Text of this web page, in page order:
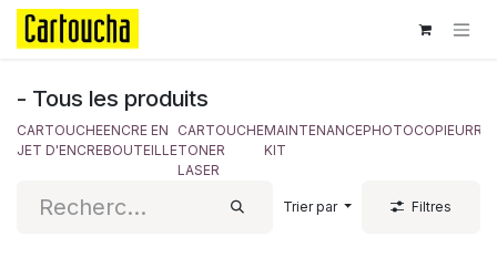
Se rendre au contenu
- Tous les produits
CARTOUCHE
JET D'ENCRE
ENCRE EN
BOUTEILLE
CARTOUCHE
TONER
LASER
MAINTENANCE
KIT
PHOTOCOPIEUR
Trier par Filtres